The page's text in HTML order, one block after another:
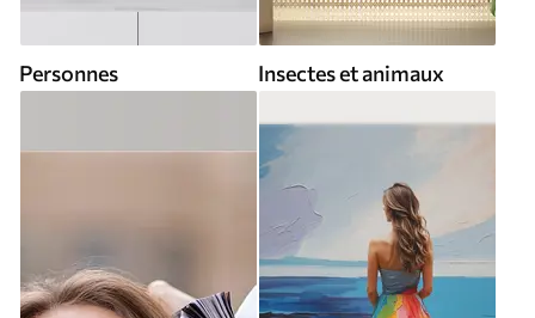
Personnes Insectes et animaux